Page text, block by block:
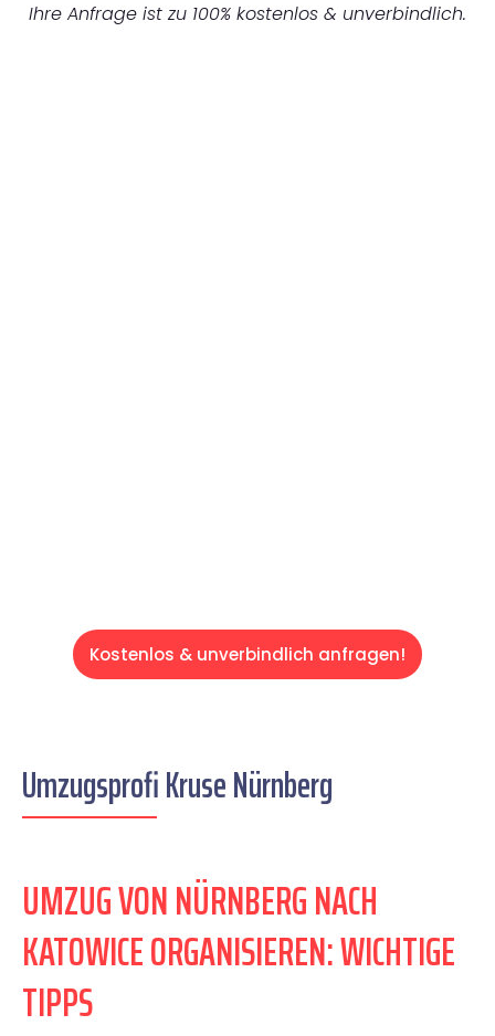
Ihre Anfrage ist zu 100% kostenlos & unverbindlich.
Kostenlos & unverbindlich anfragen!
Umzugsprofi Kruse Nürnberg
UMZUG VON NÜRNBERG NACH
KATOWICE ORGANISIEREN: WICHTIGE
TIPPS